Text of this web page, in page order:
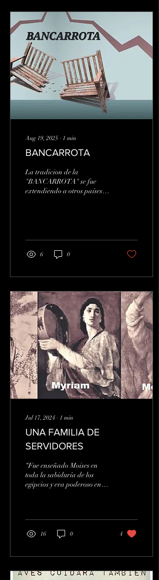
Aug 19, 2025 ∙ 1 min
BANCARROTA
La tradicion de la
"BANCARROTA" se fue
extendiendo a otros países,
6 0
Jul 17, 2024 ∙ 1 min
UNA FAMILIA DE
SERVIDORES
“Fue enseñado Moises en
toda la sabiduría de los
egipcios y era poderoso en
16 0 4